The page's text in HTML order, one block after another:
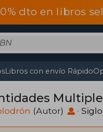
dto en libros
Libros con envío Rápido
(Autor) ·